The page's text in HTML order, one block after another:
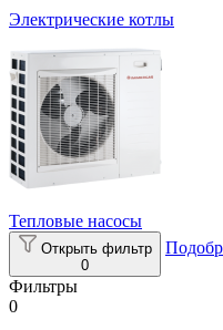
Электрические котлы
Тепловые насосы
Открыть фильтр
0
Фильтры
0